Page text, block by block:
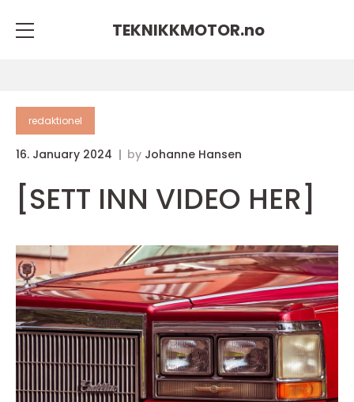
TEKNIKKMOTOR.no
redaktionel
16. January 2024 by Johanne Hansen
[SETT INN VIDEO HER]